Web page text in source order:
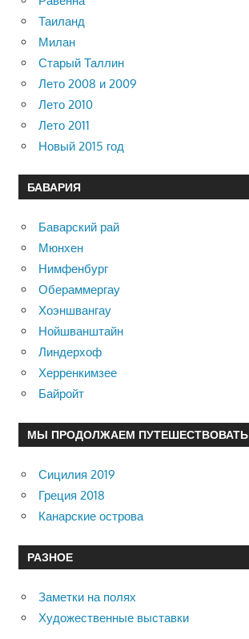
Таиланд
Милан
Старый Таллин
Лето 2008 и 2009
Лето 2010
Лето 2011
Новый 2015 год
БАВАРИЯ
Баварский рай
Мюнхен
Нимфенбург
Обераммергау
Хоэншвангау
Нойшванштайн
Линдерхоф
Херренкимзее
Байройт
МЫ ПРОДОЛЖАЕМ ПУТЕШЕСТВОВАТЬ
Сицилия 2019
Греция 2018
Канарские острова
РАЗНОЕ
Заметки на полях
Художественные выставки